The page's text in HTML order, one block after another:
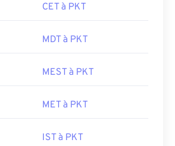
CET à PKT
MDT à PKT
MEST à PKT
MET à PKT
IST à PKT